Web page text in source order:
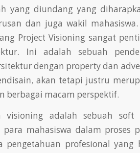
yang diundang yang
dan juga wakil
Project Visioning sangat
Ini adalah sebuah
dengan property dan
akan tetapi justru
berbagai macam perspektif.
visioning adalah sebuah soft
mahasiswa dalam proses
pengetahuan profesional